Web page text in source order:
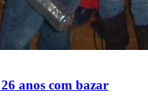
anos com bazar